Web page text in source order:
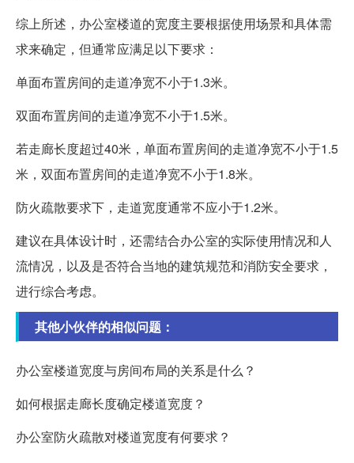
综上所述，办公室楼道的宽度主要根据使用场景和具体需
求来确定，但通常应满足以下要求：
单面布置房间的走道净宽不小于1.3米。
双面布置房间的走道净宽不小于1.5米。
若走廊长度超过40米，单面布置房间的走道净宽不小于1.5
米，双面布置房间的走道净宽不小于1.8米。
防火疏散要求下，走道宽度通常不应小于1.2米。
建议在具体设计时，还需结合办公室的实际使用情况和人
流情况，以及是否符合当地的建筑规范和消防安全要求，
进行综合考虑。
其他小伙伴的相似问题：
办公室楼道宽度与房间布局的关系是什么？
如何根据走廊长度确定楼道宽度？
办公室防火疏散对楼道宽度有何要求？